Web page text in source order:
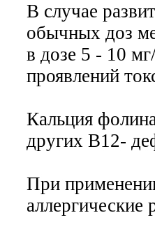
В случае
обычных доз
в дозе 5 - 10
проявлений
Кальция
других В12-
При
аллергические